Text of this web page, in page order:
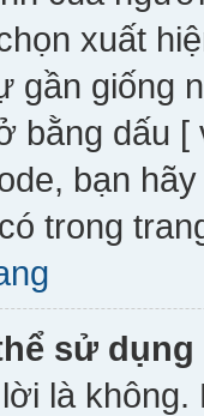
xuất
gần giống
bằng dấu
bạn
trong
sử
là không.